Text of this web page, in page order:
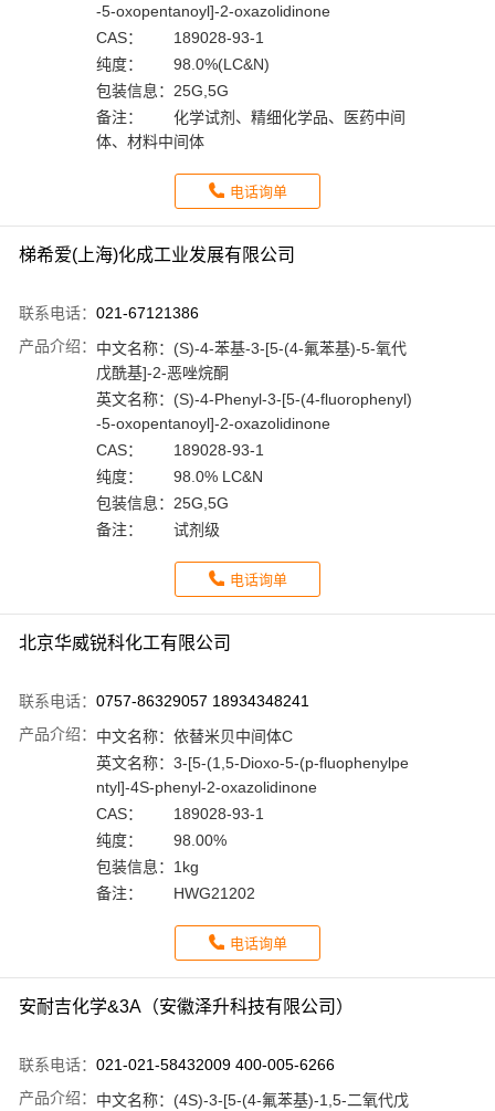
-5-oxopentanoyl]-2-oxazolidinone
CAS：
189028-93-1
纯度：
98.0%(LC&N)
包装信息： 25G,5G
备注：
化学试剂、精细化学品、医药中间
体、材料中间体
电话询单
梯希爱(上海)化成工业发展有限公司
联系电话： 021-67121386
产品介绍： 中文名称： (S)-4-苯基-3-[5-(4-氟苯基)-5-氧代
戊酰基]-2-恶唑烷酮
英文名称： (S)-4-Phenyl-3-[5-(4-fluorophenyl)
-5-oxopentanoyl]-2-oxazolidinone
CAS：
189028-93-1
纯度：
98.0% LC&N
包装信息： 25G,5G
备注：
试剂级
电话询单
北京华威锐科化工有限公司
联系电话： 0757-86329057 18934348241
产品介绍： 中文名称： 依替米贝中间体C
英文名称： 3-[5-(1,5-Dioxo-5-(p-fluophenylpe
ntyl]-4S-phenyl-2-oxazolidinone
CAS：
189028-93-1
纯度：
98.00%
包装信息： 1kg
备注：
HWG21202
电话询单
安耐吉化学&3A（安徽泽升科技有限公司）
联系电话： 021-021-58432009 400-005-6266
产品介绍： 中文名称： (4S)-3-[5-(4-氟苯基)-1,5-二氧代戊